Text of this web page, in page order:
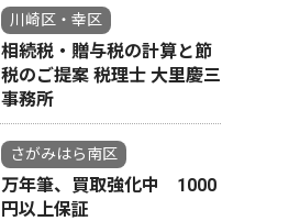
川崎区・幸区
相続税・贈与税の計算と節
税のご提案 税理士 大里慶三
事務所
さがみはら南区
万年筆、買取強化中 1000
円以上保証